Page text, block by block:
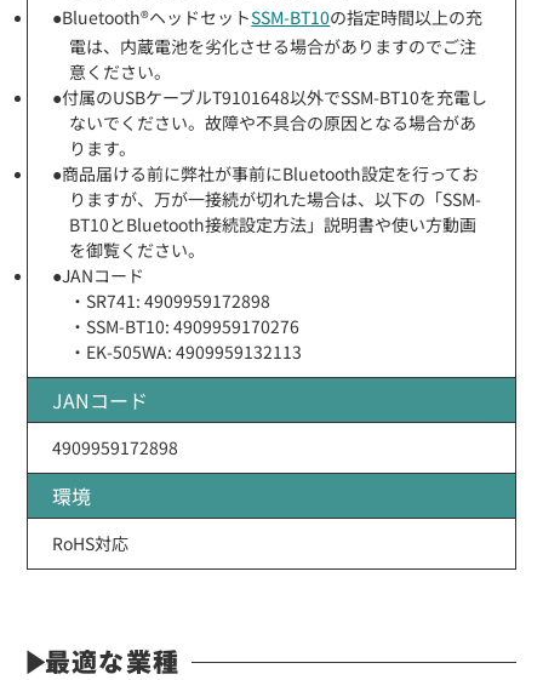
●Bluetooth®ヘッドセットSSM-BT10の指定時間以上の充
電は、内蔵電池を劣化させる場合がありますのでご注
意ください。
●付属のUSBケーブルT9101648以外でSSM-BT10を充電し
ないでください。故障や不具合の原因となる場合があ
ります。
●商品届ける前に弊社が事前にBluetooth設定を行ってお
りますが、万が一接続が切れた場合は、以下の「SSM-
BT10とBluetooth接続設定方法」説明書や使い方動画
を御覧ください。
●JANコード
・SR741: 4909959172898
・SSM-BT10: 4909959170276
・EK-505WA: 4909959132113
JANコード
4909959172898
環境
RoHS対応
最適な業種